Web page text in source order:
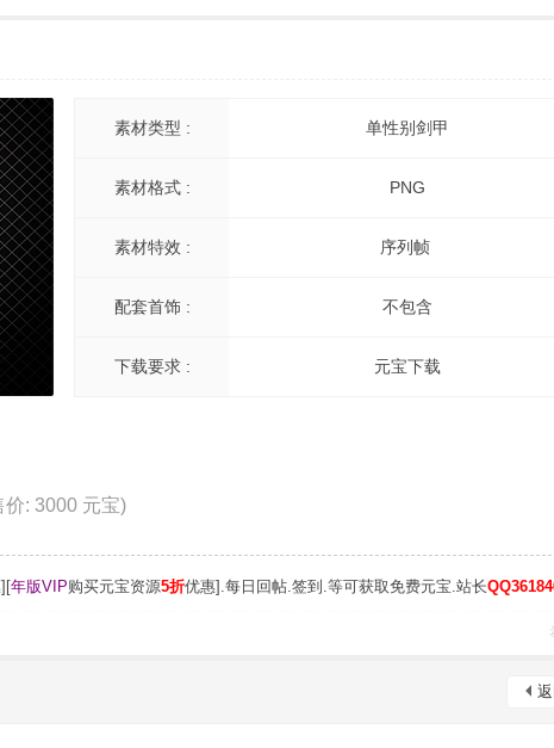
素材类型 : 单性别剑甲
素材格式 : PNG
素材特效 : 序列帧
配套首饰 : 不包含
下载要求 : 元宝下载
价: 3000 元宝)
年版VIP购买元宝资源5折优惠].每日回帖.签到.等可获取免费元宝.站长